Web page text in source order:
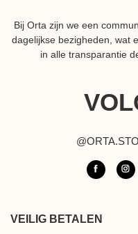
Bij Orta zijn we een
dagelijkse bezigheden, wat
in alle transparantie
VEILIG BETALEN